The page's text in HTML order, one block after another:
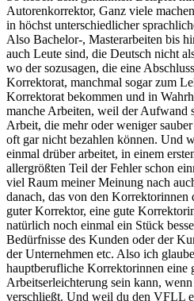
Autorenkorrektor, Ganz viele
in höchst unterschiedlicher
Also Bachelor-, Masterarbeiten bis
auch Leute sind, die Deutsch nicht
wo der sozusagen, die eine
Korrektorat, manchmal sogar zum
Korrektorat bekommen und in
manche Arbeiten, weil der Aufwand
Arbeit, die mehr oder weniger
oft gar nicht bezahlen können. Und
einmal drüber arbeitet, in einem
allergrößten Teil der Fehler schon
viel Raum meiner Meinung nach
danach, das von den
guter Korrektor, eine gute
natürlich noch einmal ein Stück
Bedürfnisse des Kunden oder der
der Unternehmen etc. Also ich
hauptberufliche Korrektorinnen eine
Arbeitserleichterung sein kann,
verschließt. Und weil du den VFLL